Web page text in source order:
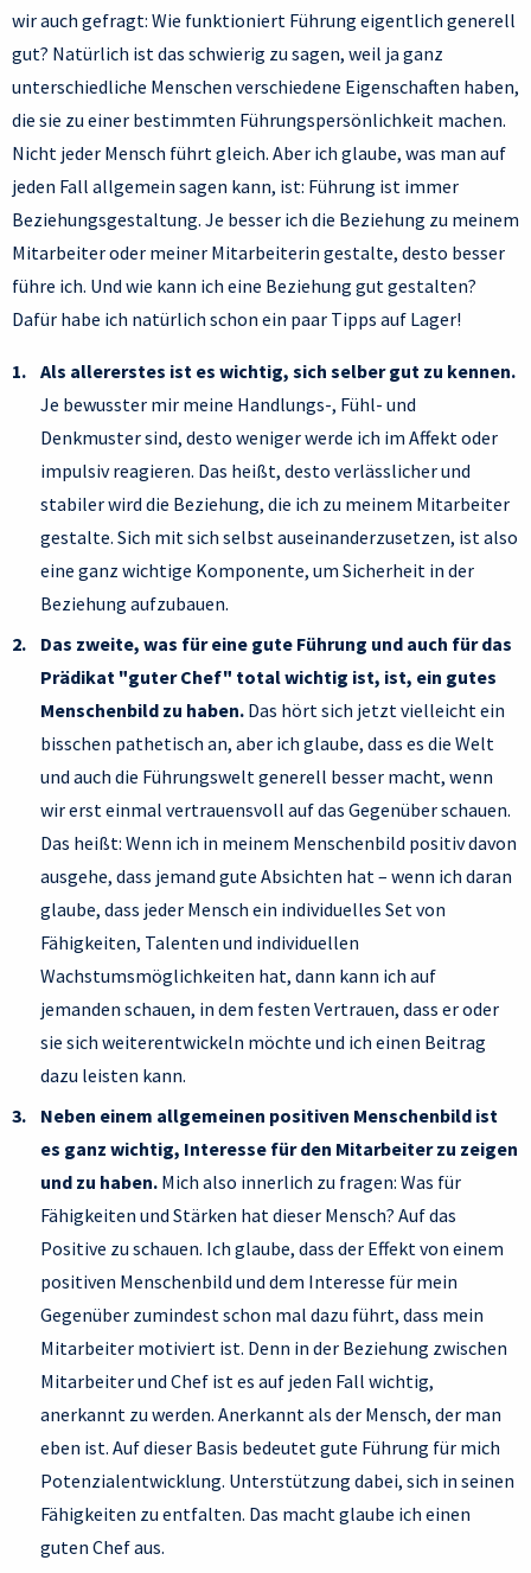
wir auch gefragt: Wie funktioniert Führung eigentlich generell
gut? Natürlich ist das schwierig zu sagen, weil ja ganz
unterschiedliche Menschen verschiedene Eigenschaften haben,
die sie zu einer bestimmten Führungspersönlichkeit machen.
Nicht jeder Mensch führt gleich. Aber ich glaube, was man auf
jeden Fall allgemein sagen kann, ist: Führung ist immer
Beziehungsgestaltung. Je besser ich die Beziehung zu meinem
Mitarbeiter oder meiner Mitarbeiterin gestalte, desto besser
führe ich. Und wie kann ich eine Beziehung gut gestalten?
Dafür habe ich natürlich schon ein paar Tipps auf Lager!
Als allererstes ist es wichtig, sich selber gut zu kennen.
Je bewusster mir meine Handlungs-, Fühl- und
Denkmuster sind, desto weniger werde ich im Affekt oder
impulsiv reagieren. Das heißt, desto verlässlicher und
stabiler wird die Beziehung, die ich zu meinem Mitarbeiter
gestalte. Sich mit sich selbst auseinanderzusetzen, ist also
eine ganz wichtige Komponente, um Sicherheit in der
Beziehung aufzubauen.
Das zweite, was für eine gute Führung und auch für das
Prädikat "guter Chef" total wichtig ist, ist, ein gutes
Menschenbild zu haben. Das hört sich jetzt vielleicht ein
bisschen pathetisch an, aber ich glaube, dass es die Welt
und auch die Führungswelt generell besser macht, wenn
wir erst einmal vertrauensvoll auf das Gegenüber schauen.
Das heißt: Wenn ich in meinem Menschenbild positiv davon
ausgehe, dass jemand gute Absichten hat – wenn ich daran
glaube, dass jeder Mensch ein individuelles Set von
Fähigkeiten, Talenten und individuellen
Wachstumsmöglichkeiten hat, dann kann ich auf
jemanden schauen, in dem festen Vertrauen, dass er oder
sie sich weiterentwickeln möchte und ich einen Beitrag
dazu leisten kann.
Neben einem allgemeinen positiven Menschenbild ist
es ganz wichtig, Interesse für den Mitarbeiter zu zeigen
und zu haben. Mich also innerlich zu fragen: Was für
Fähigkeiten und Stärken hat dieser Mensch? Auf das
Positive zu schauen. Ich glaube, dass der Effekt von einem
positiven Menschenbild und dem Interesse für mein
Gegenüber zumindest schon mal dazu führt, dass mein
Mitarbeiter motiviert ist. Denn in der Beziehung zwischen
Mitarbeiter und Chef ist es auf jeden Fall wichtig,
anerkannt zu werden. Anerkannt als der Mensch, der man
eben ist. Auf dieser Basis bedeutet gute Führung für mich
Potenzialentwicklung. Unterstützung dabei, sich in seinen
Fähigkeiten zu entfalten. Das macht glaube ich einen
guten Chef aus.